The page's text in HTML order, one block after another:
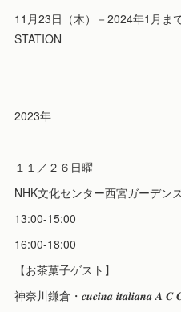
11月23日（木）－2024年1月
STATION
2023年
１１／２６日曜
NHK文化センター西宮ガーデン
13:00-15:00
16:00-18:00
【お茶菓子ゲスト】
神奈川鎌倉・𝒄𝒖𝒄𝒊𝒏𝒂 𝒊𝒕𝒂𝒍𝒊𝒂𝒏𝒂 𝑨 𝑪